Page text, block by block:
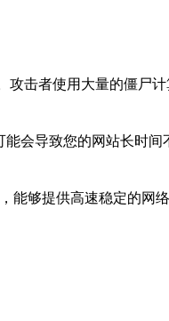
击者使用大量的僵尸
会导致您的网站长时
够提供高速稳定的网